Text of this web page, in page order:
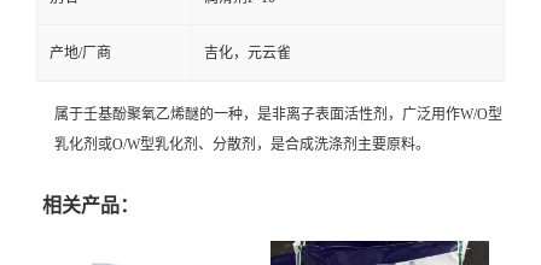
产地/厂商 吉化，元云雀
属于壬基酚聚氧乙烯醚的一种，是非离子表面活性剂，广泛用作W/O型
乳化剂或O/W型乳化剂 、 分散剂 ，是合成洗涤剂 主要原料。
相关产品：